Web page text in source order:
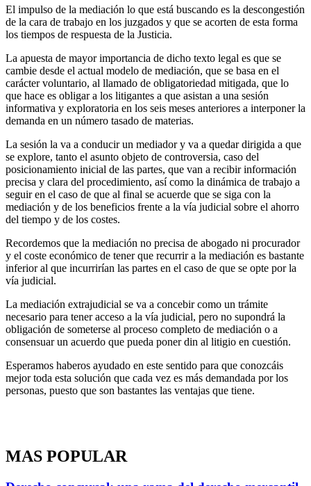
El impulso de la mediación lo que está buscando es la descongestión
de la cara de trabajo en los juzgados y que se acorten de esta forma
los tiempos de respuesta de la Justicia.
La apuesta de mayor importancia de dicho texto legal es que se
cambie desde el actual modelo de mediación, que se basa en el
carácter voluntario, al llamado de obligatoriedad mitigada, que lo
que hace es obligar a los litigantes a que asistan a una sesión
informativa y exploratoria en los seis meses anteriores a interponer la
demanda en un número tasado de materias.
La sesión la va a conducir un mediador y va a quedar dirigida a que
se explore, tanto el asunto objeto de controversia, caso del
posicionamiento inicial de las partes, que van a recibir información
precisa y clara del procedimiento, así como la dinámica de trabajo a
seguir en el caso de que al final se acuerde que se siga con la
mediación y de los beneficios frente a la vía judicial sobre el ahorro
del tiempo y de los costes.
Recordemos que la mediación no precisa de abogado ni procurador
y el coste económico de tener que recurrir a la mediación es bastante
inferior al que incurrirían las partes en el caso de que se opte por la
vía judicial.
La mediación extrajudicial se va a concebir como un trámite
necesario para tener acceso a la vía judicial, pero no supondrá la
obligación de someterse al proceso completo de mediación o a
consensuar un acuerdo que pueda poner din al litigio en cuestión.
Esperamos haberos ayudado en este sentido para que conozcáis
mejor toda esta solución que cada vez es más demandada por los
personas, puesto que son bastantes las ventajas que tiene.
MAS POPULAR